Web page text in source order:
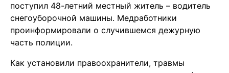
поступил 48-летний местный житель – водитель
снегоуборочной машины. Медработники
проинформировали о случившемся дежурную
часть полиции.
Как установили правоохранители, травмы